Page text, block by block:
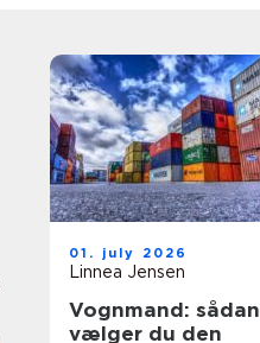
01. july 2026
Linnea Jensen
Vognmand: sådan
vælger du den